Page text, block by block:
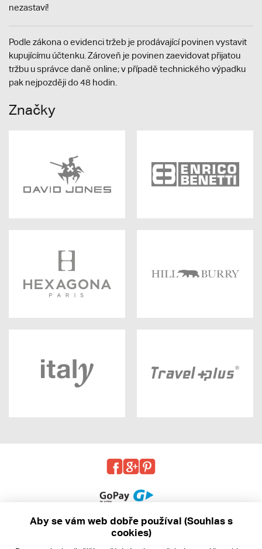
nezastaví!
Podle zákona o evidenci tržeb je prodávající povinen vystavit
kupujícímu účtenku. Zároveň je povinen zaevidovat přijatou
tržbu u správce daně online; v případě technického výpadku
pak nejpozději do 48 hodin.
Značky
Aby se vám web dobře používal (Souhlas s
cookies)